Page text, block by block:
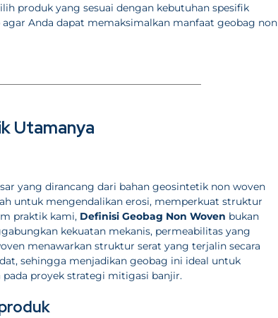
produk yang sesuai dengan kebutuhan spesifik
Anda dapat memaksimalkan manfaat geobag non
Utamanya
yang dirancang dari bahan geosintetik non woven
untuk mengendalikan erosi, memperkuat struktur
praktik kami, Definisi Geobag Non Woven bukan
kekuatan mekanis, permeabilitas yang
menawarkan struktur serat yang terjalin secara
sehingga menjadikan geobag ini ideal untuk
pada proyek strategi mitigasi banjir.